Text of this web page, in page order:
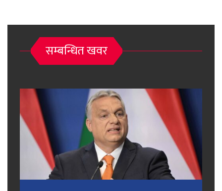
सम्बन्धित खवर